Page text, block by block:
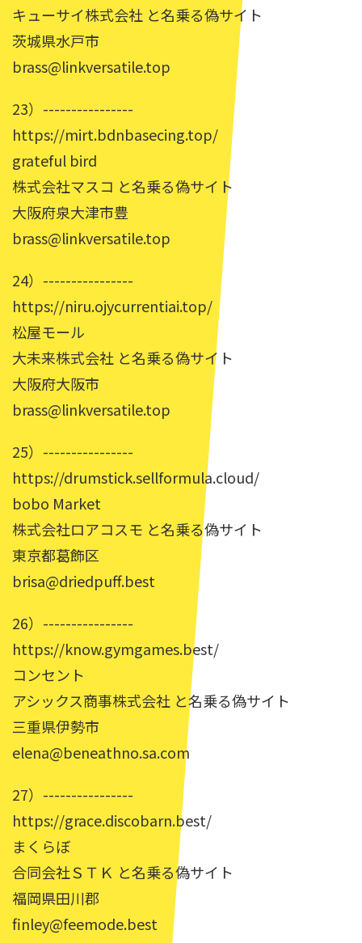
キューサイ株式会社 と名乗る偽サイト
茨城県水戸市
brass@linkversatile.top
23）----------------
https://mirt.bdnbasecing.top/
grateful bird
株式会社マスコ と名乗る偽サイト
大阪府泉大津市豊
brass@linkversatile.top
24）----------------
https://niru.ojycurrentiai.top/
松屋モール
大未来株式会社 と名乗る偽サイト
大阪府大阪市
brass@linkversatile.top
25）----------------
https://drumstick.sellformula.cloud/
bobo Market
株式会社ロアコスモ と名乗る偽サイト
東京都葛飾区
brisa@driedpuff.best
26）----------------
https://know.gymgames.best/
コンセント
アシックス商事株式会社 と名乗る偽サイト
三重県伊勢市
elena@beneathno.sa.com
27）----------------
https://grace.discobarn.best/
まくらぼ
合同会社ＳＴＫ と名乗る偽サイト
福岡県田川郡
finley@feemode.best